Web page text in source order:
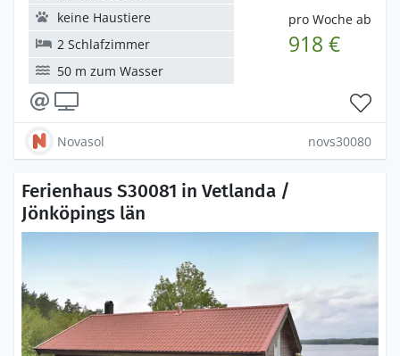
pro Woche ab
918 €
keine Haustiere
2 Schlafzimmer
50 m zum Wasser
Novasol novs30080
Ferienhaus S30081 in Vetlanda /
Jönköpings län